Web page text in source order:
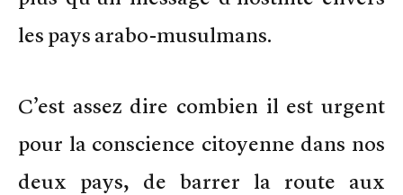
les pays arabo-musulmans.
C’est assez dire combien il est urgent
pour la conscience citoyenne dans nos
deux pays, de barrer la route aux